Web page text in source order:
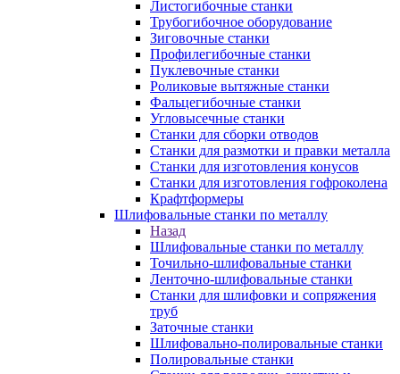
Листогибочные станки
Трубогибочное оборудование
Зиговочные станки
Профилегибочные станки
Пуклевочные станки
Роликовые вытяжные станки
Фальцегибочные станки
Угловысечные станки
Станки для сборки отводов
Станки для размотки и правки металла
Станки для изготовления конусов
Станки для изготовления гофроколена
Крафтформеры
Шлифовальные станки по металлу
Назад
Шлифовальные станки по металлу
Точильно-шлифовальные станки
Ленточно-шлифовальные станки
Станки для шлифовки и сопряжения
труб
Заточные станки
Шлифовально-полировальные станки
Полировальные станки